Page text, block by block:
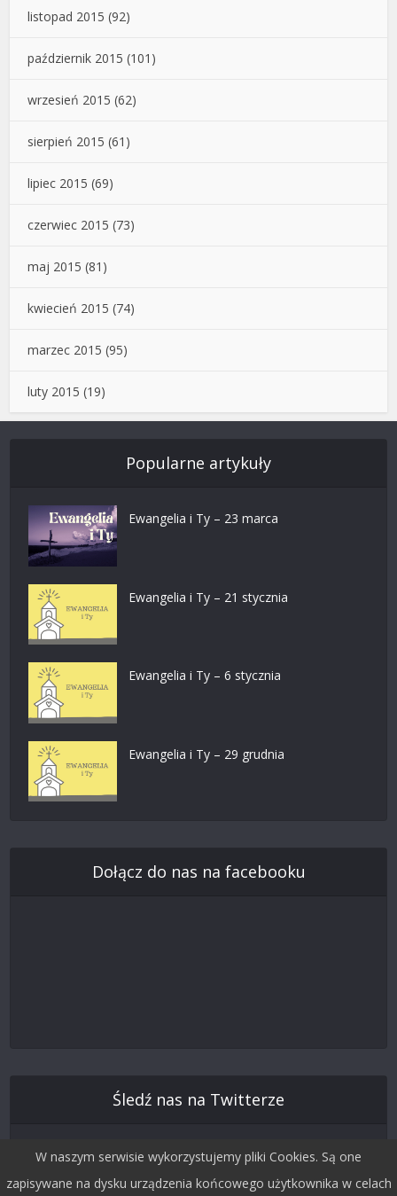
listopad 2015 (92)
październik 2015 (101)
wrzesień 2015 (62)
sierpień 2015 (61)
lipiec 2015 (69)
czerwiec 2015 (73)
maj 2015 (81)
kwiecień 2015 (74)
marzec 2015 (95)
luty 2015 (19)
Popularne artykuły
Ewangelia i Ty – 23 marca
Ewangelia i Ty – 21 stycznia
Ewangelia i Ty – 6 stycznia
Ewangelia i Ty – 29 grudnia
Dołącz do nas na facebooku
Śledź nas na Twitterze
W naszym serwisie wykorzystujemy pliki Cookies. Są one
zapisywane na dysku urządzenia końcowego użytkownika w celach